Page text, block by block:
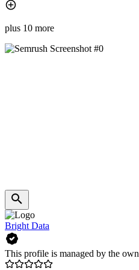
plus 10 more
Bright Data
This profile is managed by the